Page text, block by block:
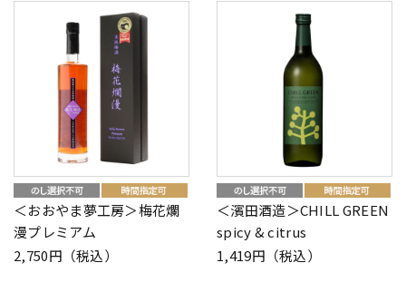
＜おおやま夢工房＞梅花爛
漫プレミアム
2,750円（税込）
＜濱田酒造＞CHILL GREEN
spicy & citrus
1,419円（税込）